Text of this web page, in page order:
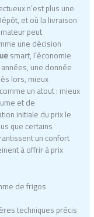
n’est plus une
et où la livraison
peut
une décision
smart, l’économie
une donnée
lors, mieux
un atout : mieux
et de
initiale du prix le
que certains
un confort
à offrir à prix
de frigos
techniques précis